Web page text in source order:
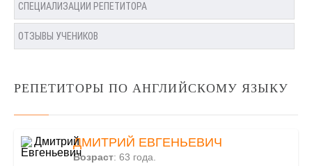
СПЕЦИАЛИЗАЦИИ РЕПЕТИТОРА
ОТЗЫВЫ УЧЕНИКОВ
РЕПЕТИТОРЫ ПО АНГЛИЙСКОМУ ЯЗЫКУ
ДМИТРИЙ ЕВГЕНЬЕВИЧ
Возраст: 63 года.